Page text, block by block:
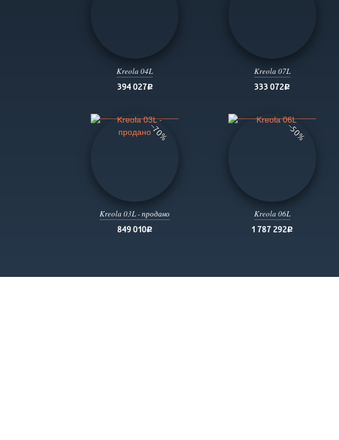
Kreola 04L
394 027руб.
Kreola 07L
333 072руб.
−70%
Kreola 03L - продано
849 010руб.
−50%
Kreola 06L
1 787 292руб.